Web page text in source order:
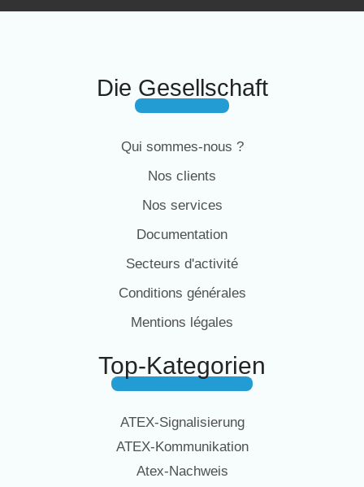
Die Gesellschaft
Qui sommes-nous ?
Nos clients
Nos services
Documentation
Secteurs d'activité
Conditions générales
Mentions légales
Top-Kategorien
ATEX-Signalisierung
ATEX-Kommunikation
Atex-Nachweis